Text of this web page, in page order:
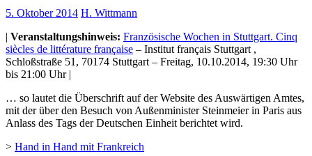
5. Oktober 2014 H. Wittmann
| Veranstaltungshinweis: Französische Wochen in Stuttgart. Cinq
siècles de littérature française – Institut français Stuttgart ,
Schloßstraße 51, 70174 Stuttgart – Freitag, 10.10.2014, 19:30 Uhr
bis 21:00 Uhr |
… so lautet die Überschrift auf der Website des Auswärtigen Amtes,
mit der über den Besuch von Außenminister Steinmeier in Paris aus
Anlass des Tags der Deutschen Einheit berichtet wird.
> Hand in Hand mit Frankreich